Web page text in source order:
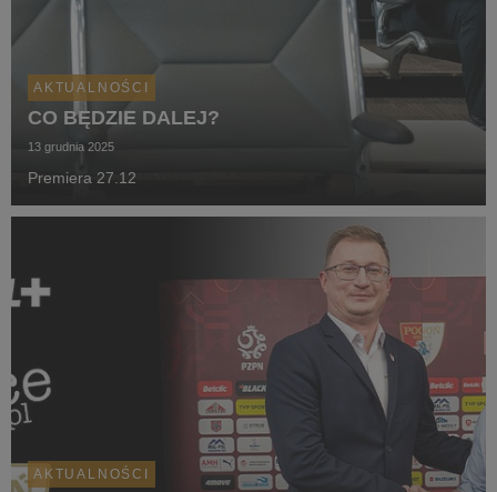
AKTUALNOŚCI
CO BĘDZIE DALEJ?
13 grudnia 2025
Premiera 27.12
AKTUALNOŚCI